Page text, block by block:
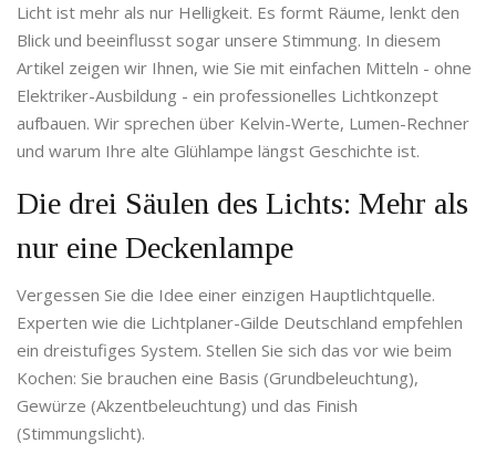
Licht ist mehr als nur Helligkeit. Es formt Räume, lenkt den
Blick und beeinflusst sogar unsere Stimmung. In diesem
Artikel zeigen wir Ihnen, wie Sie mit einfachen Mitteln - ohne
Elektriker-Ausbildung - ein professionelles Lichtkonzept
aufbauen. Wir sprechen über Kelvin-Werte, Lumen-Rechner
und warum Ihre alte Glühlampe längst Geschichte ist.
Die drei Säulen des Lichts: Mehr als
nur eine Deckenlampe
Vergessen Sie die Idee einer einzigen Hauptlichtquelle.
Experten wie die Lichtplaner-Gilde Deutschland empfehlen
ein dreistufiges System. Stellen Sie sich das vor wie beim
Kochen: Sie brauchen eine Basis (Grundbeleuchtung),
Gewürze (Akzentbeleuchtung) und das Finish
(Stimmungslicht).